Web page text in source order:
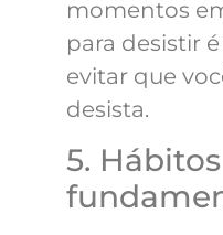
momentos
para desistir
evitar que
desista.
5. Hábitos